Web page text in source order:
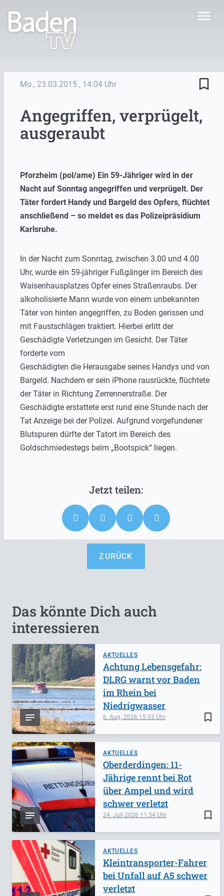
menu
Mo., 23.03.2015 , 14:04 Uhr bookmark_border
Angegriffen, verprügelt,
ausgeraubt
Pforzheim (pol/ame) Ein 59-Jähriger wird in der
Nacht auf Sonntag angegriffen und verprügelt. Der
Täter fordert Handy und Bargeld des Opfers, flüchtet
anschließend – so meldet es das Polizeipräsidium
Karlsruhe.
In der Nacht zum Sonntag, zwischen 3.00 und 4.00
Uhr, wurde ein 59-jähriger Fußgänger im Bereich des
Waisenhausplatzes Opfer eines Straßenraubs. Der
alkoholisierte Mann wurde von einem unbekannten
Täter von hinten angegriffen, zu Boden gerissen und
mit Faustschlägen traktiert. Hierbei erlitt der
Geschädigte Verletzungen im Gesicht. Der Täter
forderte vom
Geschädigten die Herausgabe seines Handys und von
Bargeld. Nachdem er sein iPhone rausrückte, flüchtete
der Täter in Richtung Zerrennerstraße. Der
Geschädigte erstattete erst rund eine Stunde nach der
Tat Anzeige bei der Polizei. Aufgrund vorgefundener
Blutspuren dürfte der Tatort im Bereich des
Goldschmiedestegs beim „Bootspick“ liegen.
ZURÜCK
Das könnte Dich auch
interessieren
AKTUELLES
bookmark_border
6. Aug. 2026 15:53
Achtung Lebensgefahr:
DLRG warnt vor Baden
im Rhein bei
Niedrigwasser
AKTUELLES
bookmark_border
24. Juli 2026 11:34
Oberderdingen: 11-
Jährige rennt bei Rot
über Ampel und wird
schwer verletzt
AKTUELLES
Kleintransporter-Fahrer
bei Unfall auf A5 schwer
verletzt